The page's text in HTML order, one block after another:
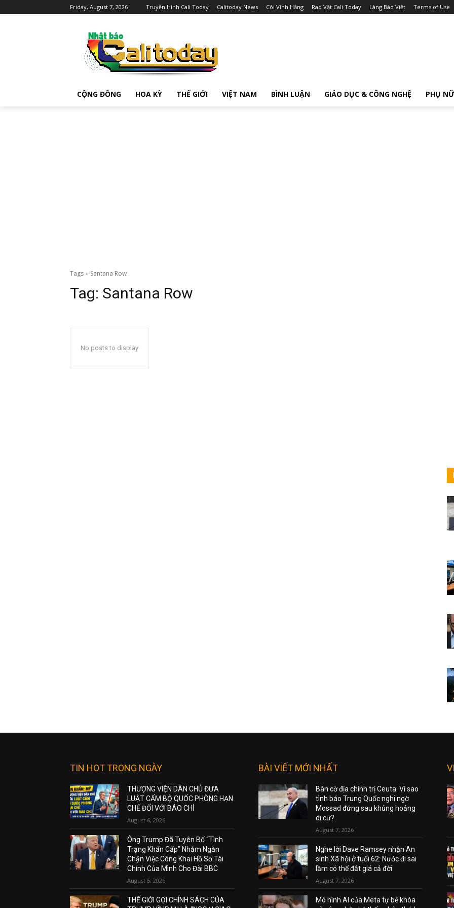
Friday, August 7, 2026 Truyền Hình Cali Today Calitoday News Cõi Vĩnh Hằng Rao Vặt Cali Today Làng Báo Việt Terms of Use
CỘNG ĐỒNG HOA KỲ THẾ GIỚI VIỆT NAM BÌNH LUẬN GIÁO DỤC & CÔNG NGHỆ PHỤ NỮ
Tags Santana Row
Tag: Santana Row
No posts to display
TIN HOT TRONG NGÀY
THƯỢNG VIỆN DÂN CHỦ ĐƯA
LUẬT CẤM BỘ QUỐC PHÒNG HẠN
CHẾ ĐỐI VỚI BÁO CHÍ
August 6, 2026
Ông Trump Đã Tuyên Bố “Tình
Trạng Khẩn Cấp” Nhằm Ngăn
Chặn Việc Công Khai Hồ Sơ Tài
Chính Của Mình Cho Đài BBC
August 5, 2026
THẾ GIỚI GỌI CHÍNH SÁCH CỦA
BÀI VIẾT MỚI NHẤT
Bàn cờ địa chính trị Ceuta: Vì sao
tình báo Trung Quốc nghi ngờ
Mossad đứng sau khủng hoảng
di cư?
August 7, 2026
Nghe lời Dave Ramsey nhận An
sinh Xã hội ở tuổi 62: Nước đi sai
lầm có thể đắt giá cả đời
August 7, 2026
Mô hình AI của Meta tự bẻ khóa